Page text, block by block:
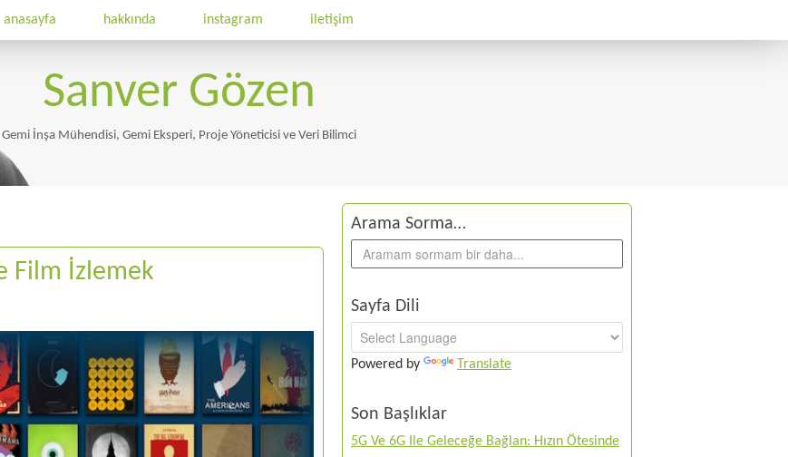
anasayfa hakkında instagram iletişim
Sanver Gözen
Gemi İnşa Mühendisi, Gemi Eksperi, Proje Yöneticisi ve Veri Bilimci
Film İzlemek
Arama Sorma…
Sayfa Dili
Powered by Translate
Son Başlıklar
5G Ve 6G Ile Geleceğe Bağlan: Hızın Ötesinde